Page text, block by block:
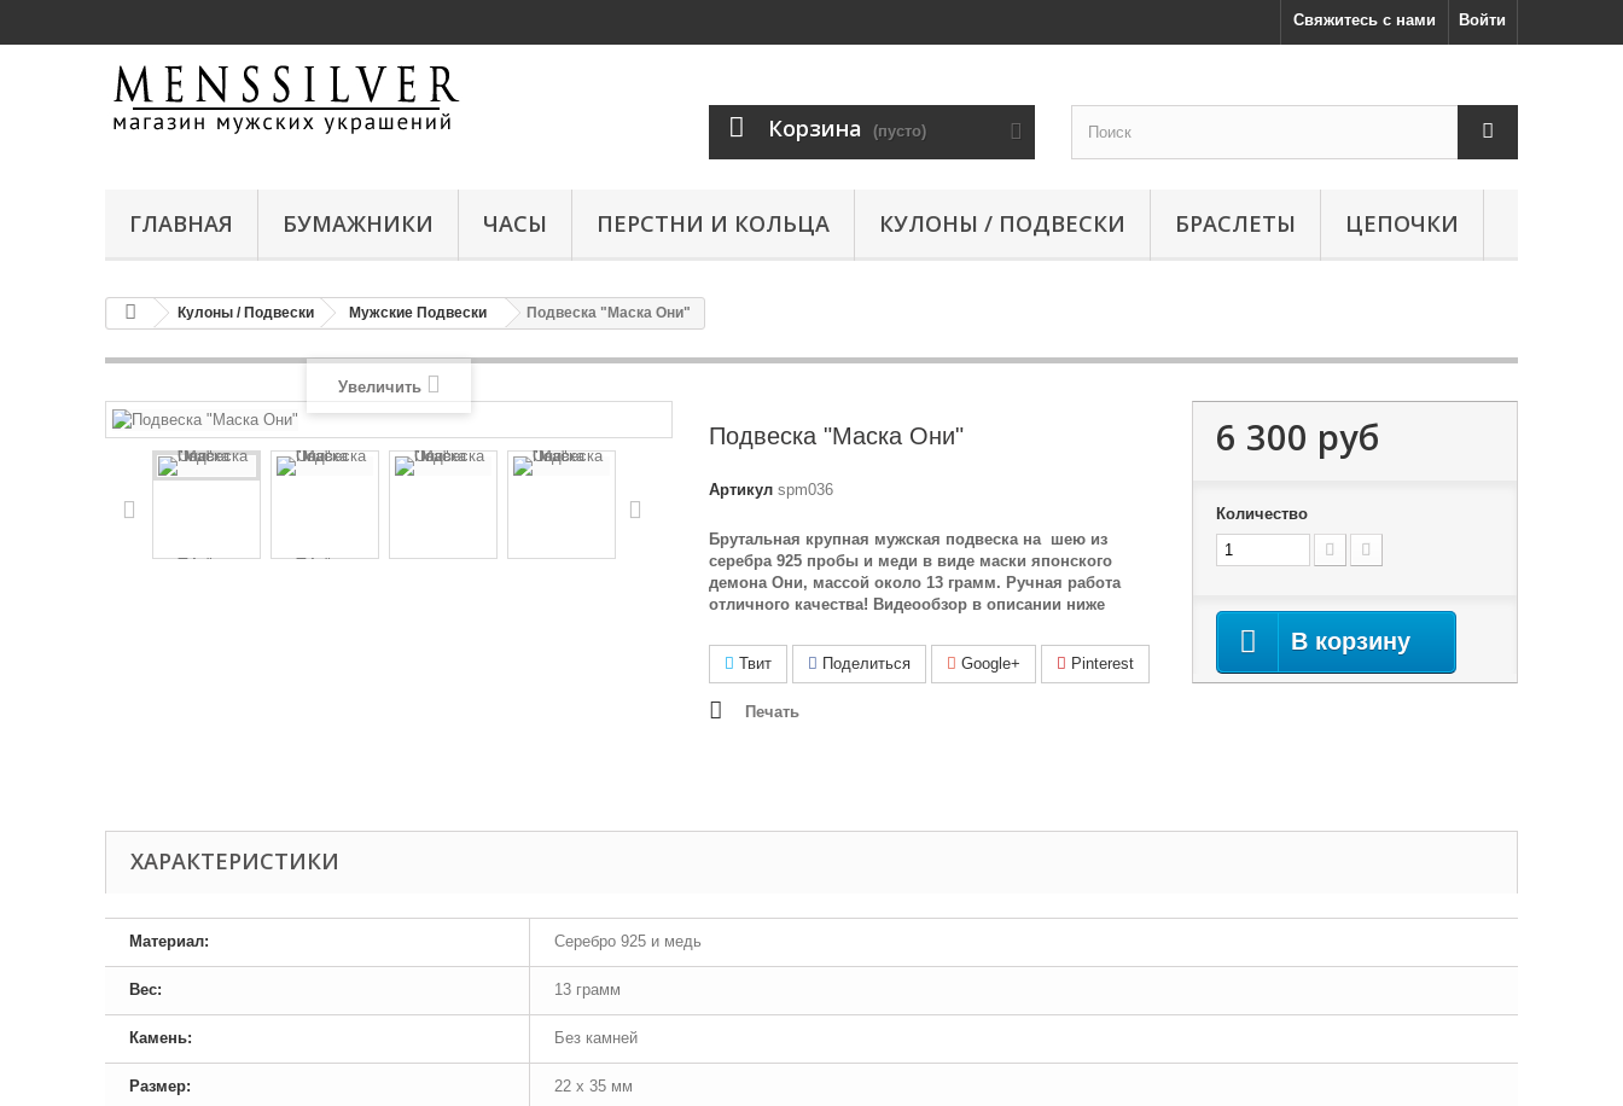
Войти
Свяжитесь с нами
Корзина (пусто)
ГЛАВНАЯ БУМАЖНИКИ ЧАСЫ ПЕРСТНИ И КОЛЬЦА КУЛОНЫ / ПОДВЕСКИ БРАСЛЕТЫ ЦЕПОЧКИ
Кулоны / Подвески Мужские Подвески Подвеска "Маска Они"
Увеличить
Подвеска "Маска Они"
Артикул spm036
Брутальная крупная мужская подвеска на шею из
серебра 925 пробы и меди в виде маски японского
демона Они, массой около 13 грамм. Ручная работа
отличного качества! Видеообзор в описании ниже
Твит Поделиться Google+ Pinterest
Печать
6 300 руб
Количество
В корзину
ХАРАКТЕРИСТИКИ
Материал: Серебро 925 и медь
Вес: 13 грамм
Камень: Без камней
Размер: 22 х 35 мм